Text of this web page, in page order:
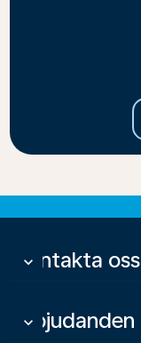
Kontakta oss
keyboard_arrow_down
Erbjudanden
keyboard_arrow_down